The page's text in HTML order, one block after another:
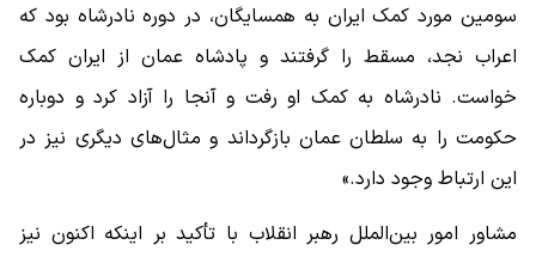
سومین مورد کمک ایران به همسایگان، در دوره نادرشاه بود که
اعراب نجد، مسقط را گرفتند و پادشاه عمان از ایران کمک
خواست. نادرشاه به کمک او رفت و آنجا را آزاد کرد و دوباره
حکومت را به سلطان عمان بازگرداند و مثال‌های دیگری نیز در
این ارتباط وجود دارد.»
مشاور امور بین‌الملل رهبر انقلاب با تأکید بر اینکه اکنون نیز